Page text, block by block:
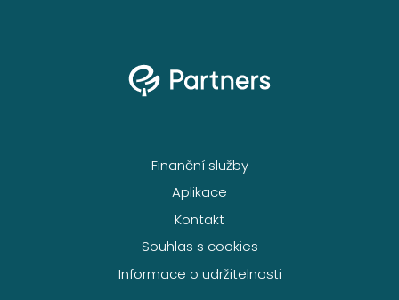
Finanční služby
Aplikace
Kontakt
Souhlas s cookies
Informace o udržitelnosti